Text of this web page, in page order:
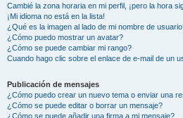
Cambié la zona horaria en mi perfil, ¡pero la hora
¡Mi idioma no está en la lista!
¿Qué es la imagen al lado de mi nombre de
¿Cómo puedo mostrar un avatar?
¿Cómo se puede cambiar mi rango?
Cuando hago clic sobre el enlace de e-mail de un
Publicación de mensajes
¿Cómo puedo crear un nuevo tema o enviar una
¿Cómo se puede editar o borrar un mensaje?
¿Cómo se puede añadir una firma a mi mensaje?